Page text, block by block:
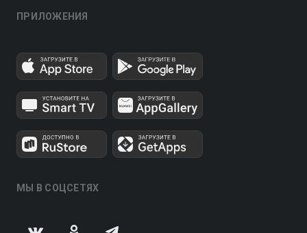
ПРИЛОЖЕНИЯ
МЫ В СОЦСЕТЯХ